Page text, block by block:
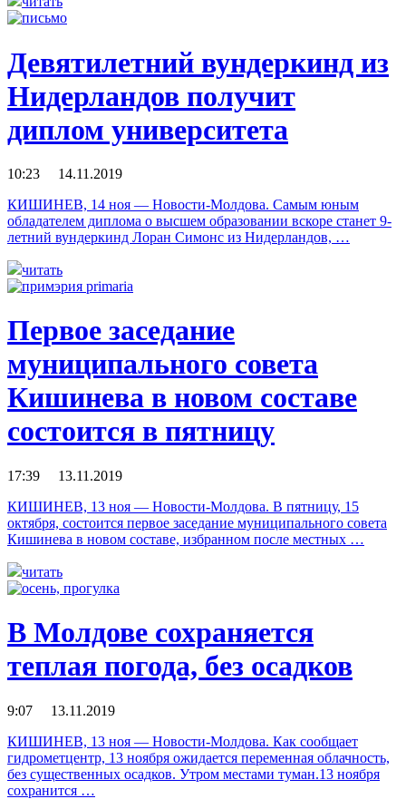
Девятилетний вундеркинд из
Нидерландов получит
диплом университета
10:23 14.11.2019
КИШИНЕВ, 14 ноя — Новости-Молдова. Самым юным
обладателем диплома о высшем образовании вскоре станет 9-
летний вундеркинд Лоран Симонс из Нидерландов, …
читать
Первое заседание
муниципального совета
Кишинева в новом составе
состоится в пятницу
17:39 13.11.2019
КИШИНЕВ, 13 ноя — Новости-Молдова. В пятницу, 15
октября, состоится первое заседание муниципального совета
Кишинева в новом составе, избранном после местных …
читать
В Молдове сохраняется
теплая погода, без осадков
9:07 13.11.2019
КИШИНЕВ, 13 ноя — Новости-Молдова. Как сообщает
гидрометцентр, 13 ноября ожидается переменная облачность,
без существенных осадков. Утром местами туман.13 ноября
сохранится …